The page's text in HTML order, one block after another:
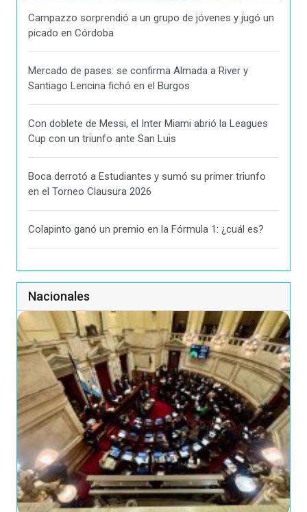
Campazzo sorprendió a un grupo de jóvenes y jugó un
picado en Córdoba
Mercado de pases: se confirma Almada a River y
Santiago Lencina fichó en el Burgos
Con doblete de Messi, el Inter Miami abrió la Leagues
Cup con un triunfo ante San Luis
Boca derrotó a Estudiantes y sumó su primer triunfo
en el Torneo Clausura 2026
Colapinto ganó un premio en la Fórmula 1: ¿cuál es?
Nacionales